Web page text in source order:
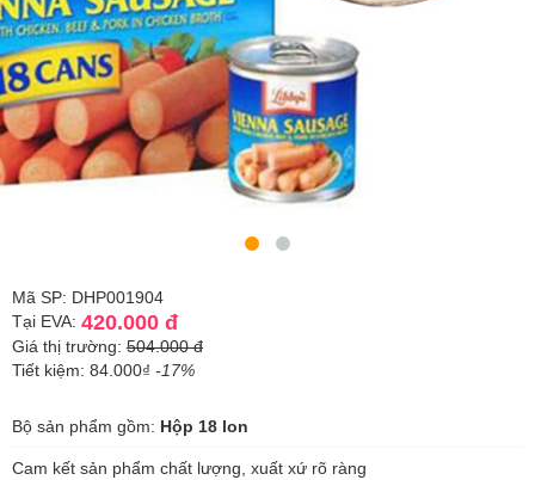
Mã SP: DHP001904
Tại EVA: 420.000 đ
Giá thị trường: 504.000 đ
Tiết kiệm: 84.000₫ -17%
Bộ sản phẩm gồm: Hộp 18 lon
Cam kết sản phẩm chất lượng, xuất xứ rõ ràng